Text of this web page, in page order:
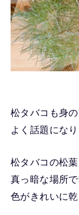
松タバコも身
よく話題にな
松タバコの松
真っ暗な場所
色がきれいに乾